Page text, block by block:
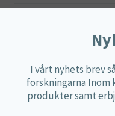
Mjölksyrebakterier
I vårt nyhets brev
forskningarna Inom
produkter samt